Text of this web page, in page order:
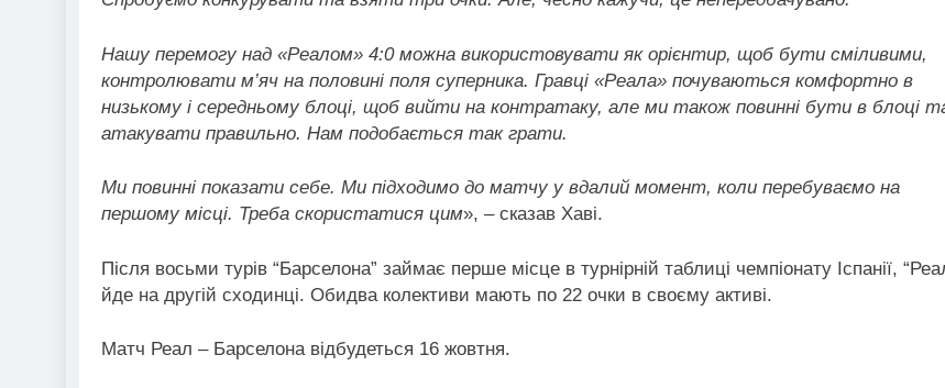
Нашу перемогу над «Реалом» 4:0 можна використовувати як орієнтир, щоб бути сміливими,
контролювати м’яч на половині поля суперника. Гравці «Реала» почуваються комфортно в
низькому і середньому блоці, щоб вийти на контратаку, але ми також повинні бути в блоці
атакувати правильно. Нам подобається так грати.
Ми повинні показати себе. Ми підходимо до матчу у вдалий момент, коли перебуваємо на
першому місці. Треба скористатися цим», – сказав Хаві.
Після восьми турів “Барселона” займає перше місце в турнірній таблиці чемпіонату Іспанії,
йде на другій сходинці. Обидва колективи мають по 22 очки в своєму активі.
Матч Реал – Барселона відбудеться 16 жовтня.